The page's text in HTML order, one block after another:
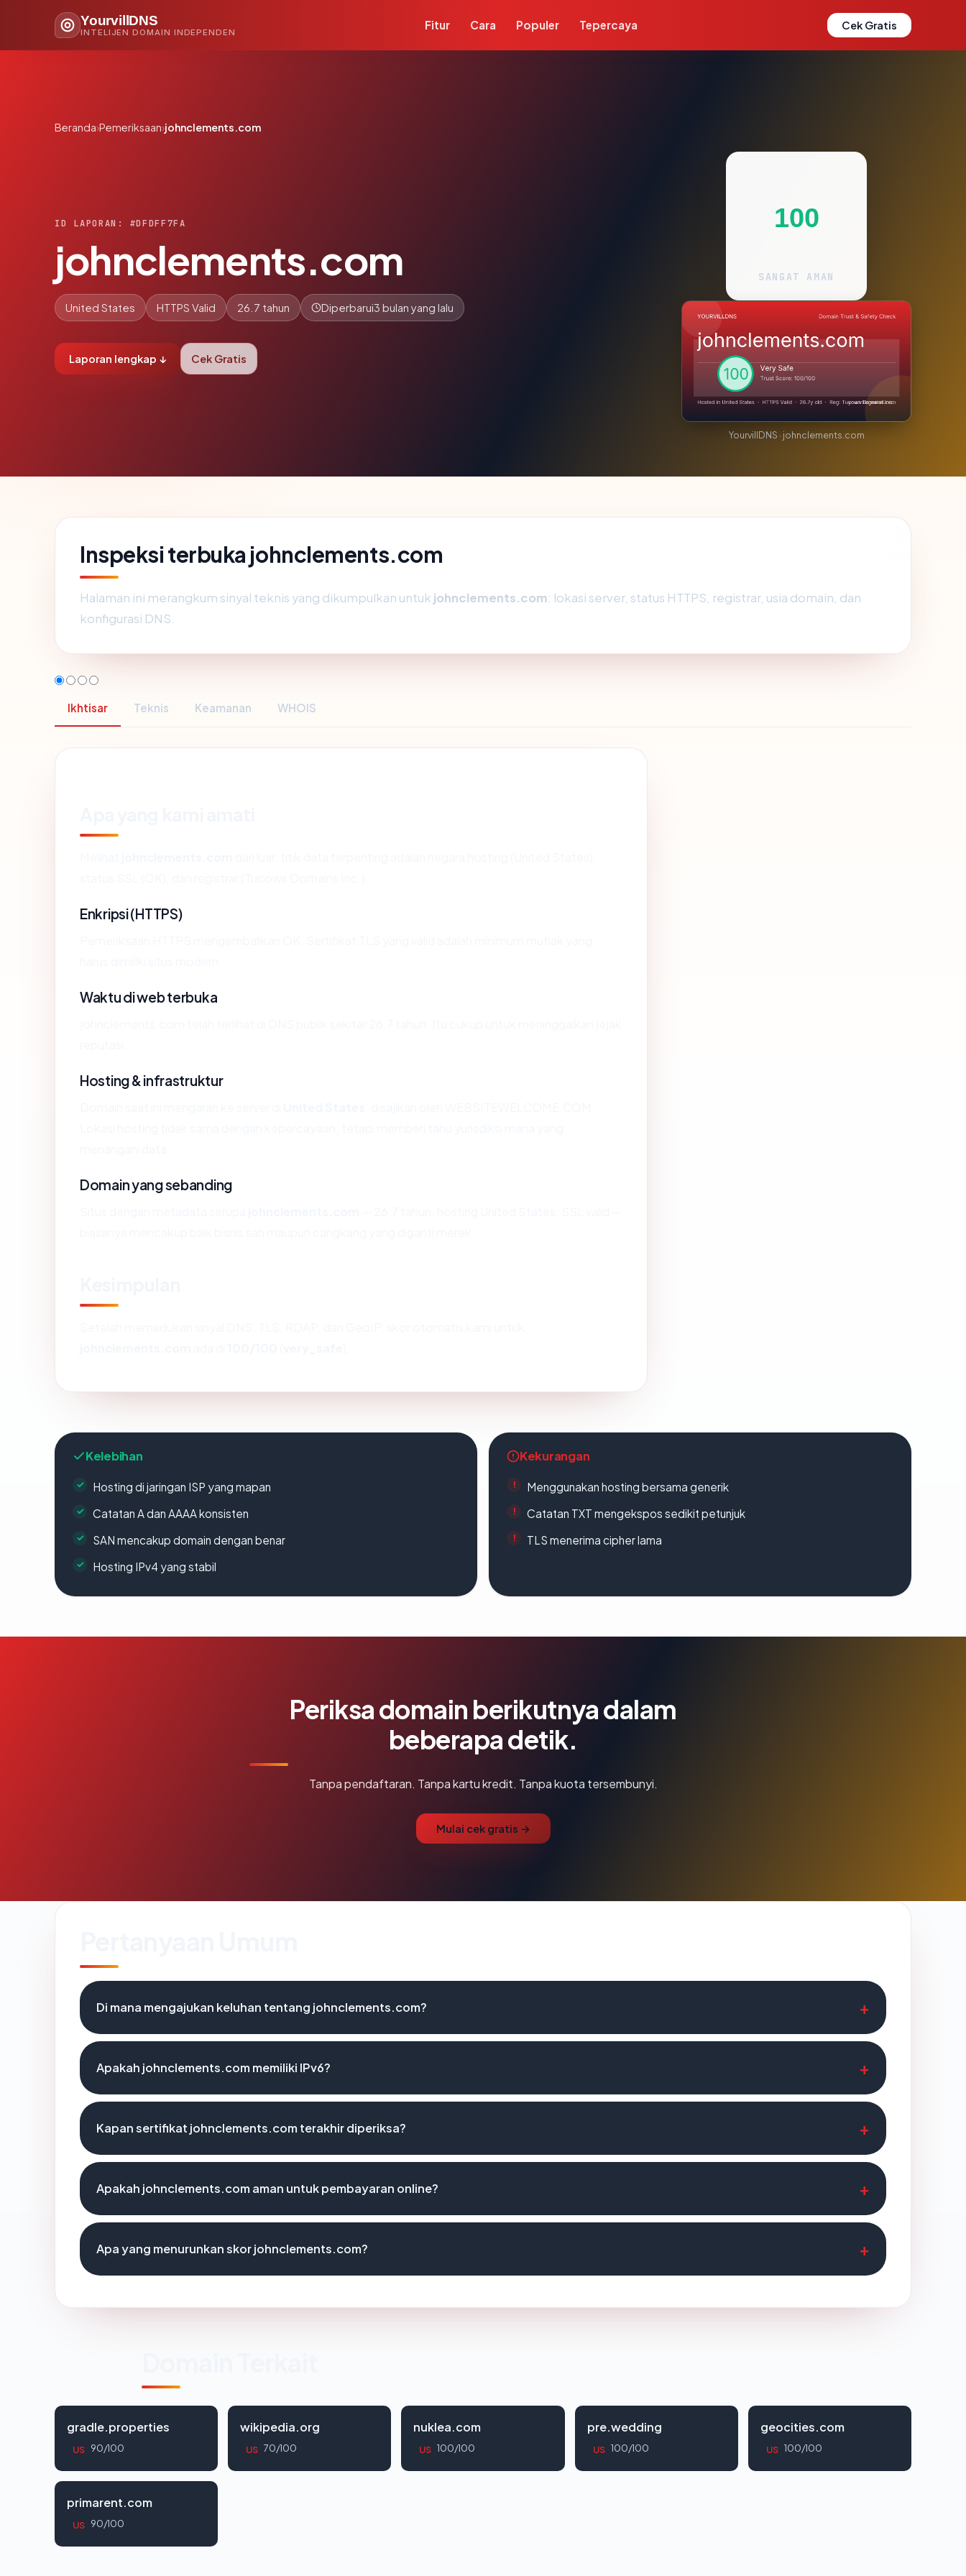
YourvillDNS
INTELIJEN DOMAIN INDEPENDEN
Fitur Cara Populer Tepercaya Cek Gratis
Beranda›Pemeriksaan›johnclements.com
ID LAPORAN: #DFDFF7FA
johnclements.com
United States HTTPS Valid 26.7 tahun Diperbarui3 bulan yang lalu
Laporan lengkap ↓ Cek Gratis
100
SANGAT AMAN
YourvillDNS · johnclements.com
Inspeksi terbuka johnclements.com
Halaman ini merangkum sinyal teknis yang dikumpulkan untuk johnclements.com: lokasi server, status HTTPS, registrar, usia domain, dan
konfigurasi DNS.
Ikhtisar Teknis Keamanan WHOIS
Enkripsi (HTTPS)
Waktu di web terbuka
Hosting & infrastruktur
Domain yang sebanding
Kelebihan
Hosting di jaringan ISP yang mapan
Catatan A dan AAAA konsisten
SAN mencakup domain dengan benar
Hosting IPv4 yang stabil
Kekurangan
Menggunakan hosting bersama generik
Catatan TXT mengekspos sedikit petunjuk
TLS menerima cipher lama
Periksa domain berikutnya dalam
beberapa detik.
Tanpa pendaftaran. Tanpa kartu kredit. Tanpa kuota tersembunyi.
Mulai cek gratis →
Di mana mengajukan keluhan tentang johnclements.com?
Apakah johnclements.com memiliki IPv6?
Kapan sertifikat johnclements.com terakhir diperiksa?
Apakah johnclements.com aman untuk pembayaran online?
Apa yang menurunkan skor johnclements.com?
gradle.properties
US 90/100
wikipedia.org
US 70/100
nuklea.com
US 100/100
pre.wedding
US 100/100
geocities.com
US 100/100
primarent.com
US 90/100